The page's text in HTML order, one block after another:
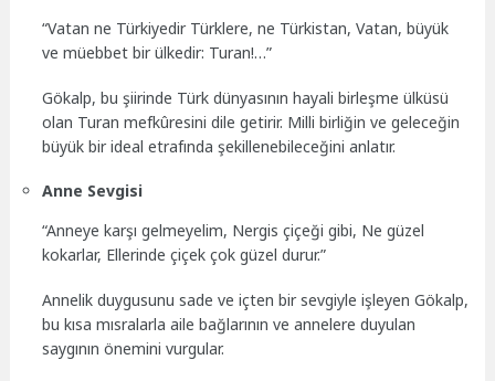
“Vatan ne Türkiyedir Türklere, ne Türkistan, Vatan, büyük
ve müebbet bir ülkedir: Turan!…”
Gökalp, bu şiirinde Türk dünyasının hayali birleşme ülküsü
olan Turan mefkûresini dile getirir. Milli birliğin ve geleceğin
büyük bir ideal etrafında şekillenebileceğini anlatır.
Anne Sevgisi
“Anneye karşı gelmeyelim, Nergis çiçeği gibi, Ne güzel
kokarlar, Ellerinde çiçek çok güzel durur.”
Annelik duygusunu sade ve içten bir sevgiyle işleyen Gökalp,
bu kısa mısralarla aile bağlarının ve annelere duyulan
saygının önemini vurgular.